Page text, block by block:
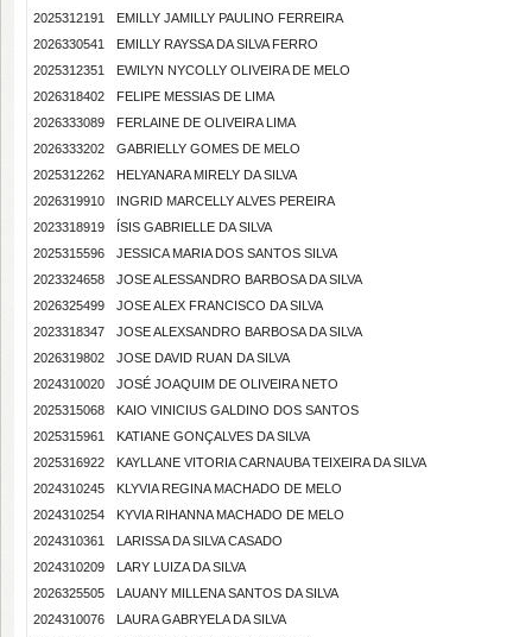
2025312191
EMILLY JAMILLY PAULINO FERREIRA
2026330541
EMILLY RAYSSA DA SILVA FERRO
2025312351
EWILYN NYCOLLY OLIVEIRA DE MELO
2026318402
FELIPE MESSIAS DE LIMA
2026333089
FERLAINE DE OLIVEIRA LIMA
2026333202
GABRIELLY GOMES DE MELO
2025312262
HELYANARA MIRELY DA SILVA
2026319910
INGRID MARCELLY ALVES PEREIRA
2023318919
ÍSIS GABRIELLE DA SILVA
2025315596
JESSICA MARIA DOS SANTOS SILVA
2023324658
JOSE ALESSANDRO BARBOSA DA SILVA
2026325499
JOSE ALEX FRANCISCO DA SILVA
2023318347
JOSE ALEXSANDRO BARBOSA DA SILVA
2026319802
JOSE DAVID RUAN DA SILVA
2024310020
JOSÉ JOAQUIM DE OLIVEIRA NETO
2025315068
KAIO VINICIUS GALDINO DOS SANTOS
2025315961
KATIANE GONÇALVES DA SILVA
2025316922
KAYLLANE VITORIA CARNAUBA TEIXEIRA DA SILVA
2024310245
KLYVIA REGINA MACHADO DE MELO
2024310254
KYVIA RIHANNA MACHADO DE MELO
2024310361
LARISSA DA SILVA CASADO
2024310209
LARY LUIZA DA SILVA
2026325505
LAUANY MILLENA SANTOS DA SILVA
2024310076
LAURA GABRYELA DA SILVA